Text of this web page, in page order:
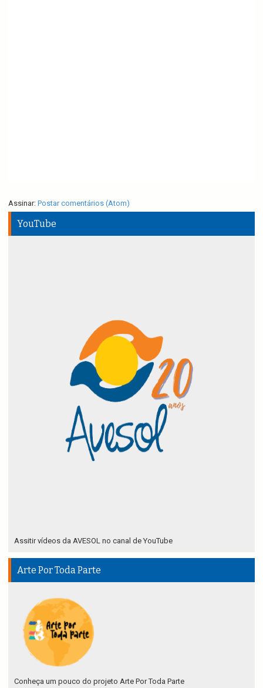
Assinar: Postar comentários (Atom)
YouTube
Assitir vídeos da AVESOL no canal de YouTube
Arte Por Toda Parte
Conheça um pouco do projeto Arte Por Toda Parte